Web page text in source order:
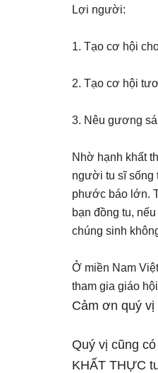
Lợi người:
1. Tạo cơ hội
2. Tạo cơ hội
3. Nêu gương
Nhờ hạnh khất
người tu sĩ sống
phước báo lớn.
bạn đồng tu,
chúng sinh
Ở miền Nam
tham gia giáo
Cảm ơn quý
Quý vị cũng
KHẤT THỰC